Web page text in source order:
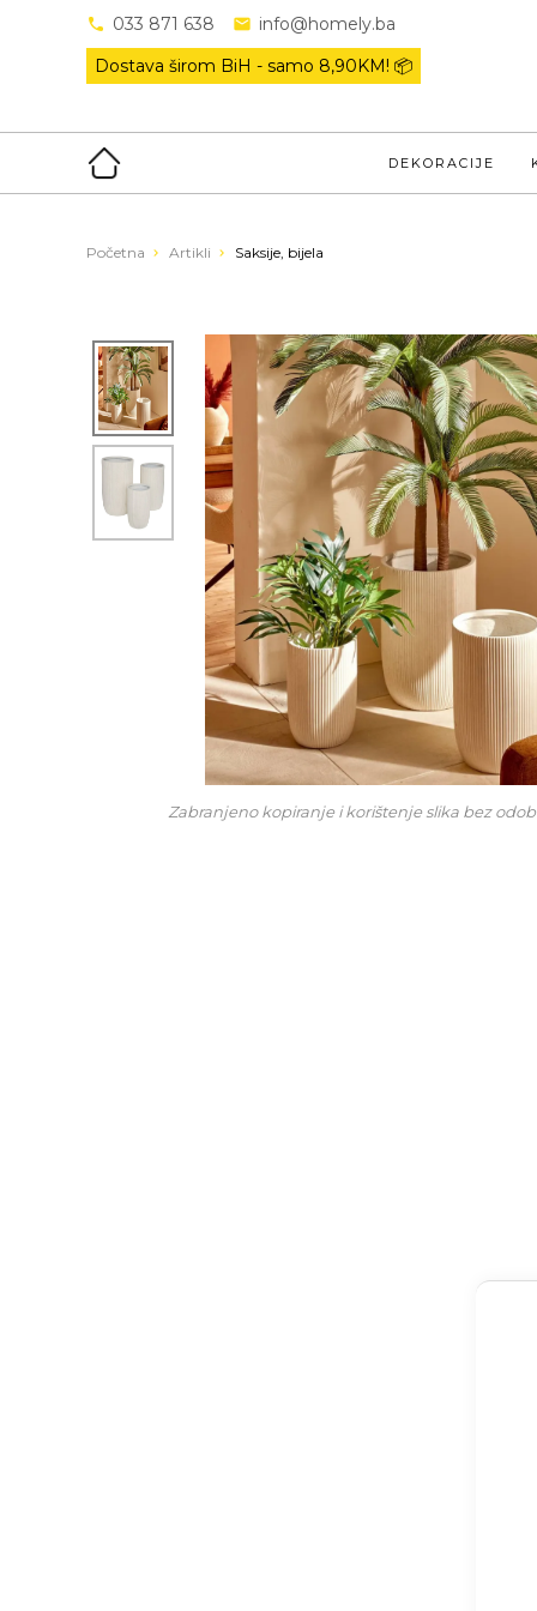
033 871 638
info@homely.ba
Dostava širom BiH - samo 8,90KM! 📦
DEKORACIJE
Početna Artikli Saksije, bijela
Zabranjeno kopiranje i korištenje slika bez